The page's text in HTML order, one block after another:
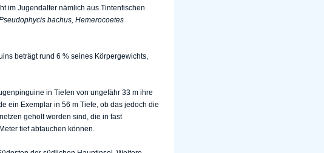
im Jugendalter nämlich aus Tintenfischen
bachus, Hemerocoetes
beträgt rund 6 % seines Körpergewichts,
in Tiefen von ungefähr 33 m ihre
ein Exemplar in 56 m Tiefe, ob das jedoch die
geholt worden sind, die in fast
tief abtauchen können.